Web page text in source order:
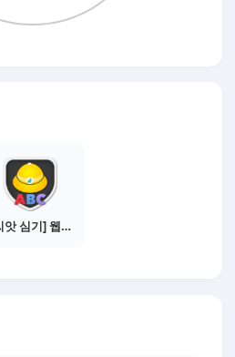
[씨앗 심기] 웹툰보기 - 수익내기 편